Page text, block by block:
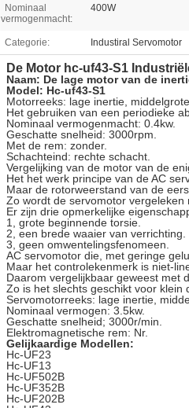
Nominaal
vermogenmacht:
400W
Categorie: Industiral Servomotor
De Motor hc-uf43-S1
Naam: De lage motor van de
Model: Hc-uf43-S1
Motorreeks: lage inertie,
Het gebruiken van een periodieke
Nominaal vermogenmacht: 0.4kw.
Geschatte snelheid: 3000rpm.
Met de rem: zonder.
Schachteind: rechte schacht.
Vergelijking van de motor van de
Het het werk principe van de AC
Maar de rotorweerstand van de
Zo wordt de servomotor vergeleken
Er zijn drie opmerkelijke
1, grote beginnende torsie.
2, een brede waaier van verrichting.
3, geen omwentelingsfenomeen.
AC servomotor die, met geringe
Maar het controlekenmerk is niet-
Daarom vergelijkbaar geweest met
Zo is het slechts geschikt voor klein
Servomotorreeks: lage inertie,
Nominaal vermogen: 3.5kw.
Geschatte snelheid; 3000r/min.
Elektromagnetische rem: Nr.
Gelijkaardige Modellen:
Hc-UF23
Hc-UF13
Hc-UF502B
Hc-UF352B
Hc-UF202B